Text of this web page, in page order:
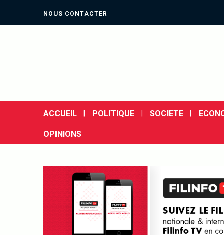
NOUS CONTACTER
ACCUEIL POLITIQUE SOCIETE
OPINIONS